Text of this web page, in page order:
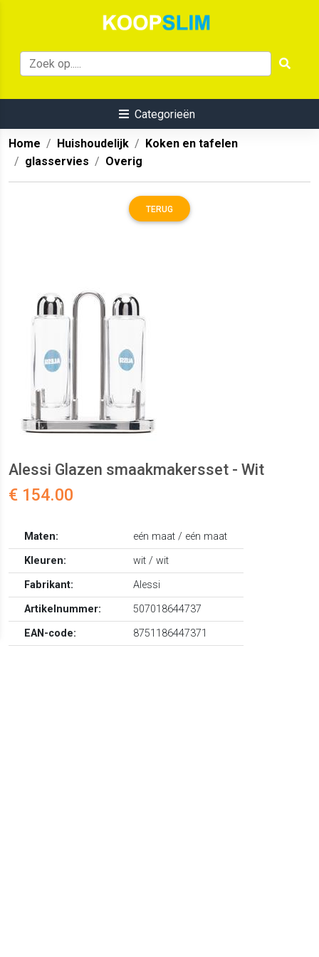
Categorieën
Home Huishoudelijk
Koken en tafelen
glasservies
Overig
TERUG
Alessi Glazen smaakmakersset - Wit
€ 154.00
Maten:
eén maat / eén maat
Kleuren:
wit / wit
Fabrikant:
Alessi
Artikelnummer:
507018644737
EAN-code:
8751186447371